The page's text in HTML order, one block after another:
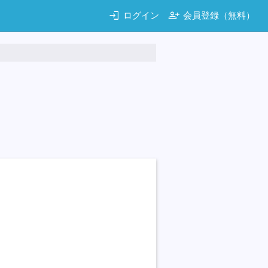
login ログイン person_add 会員登録（無料）